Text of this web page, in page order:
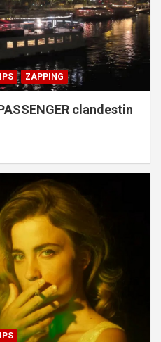
ZAPPING
clandestin